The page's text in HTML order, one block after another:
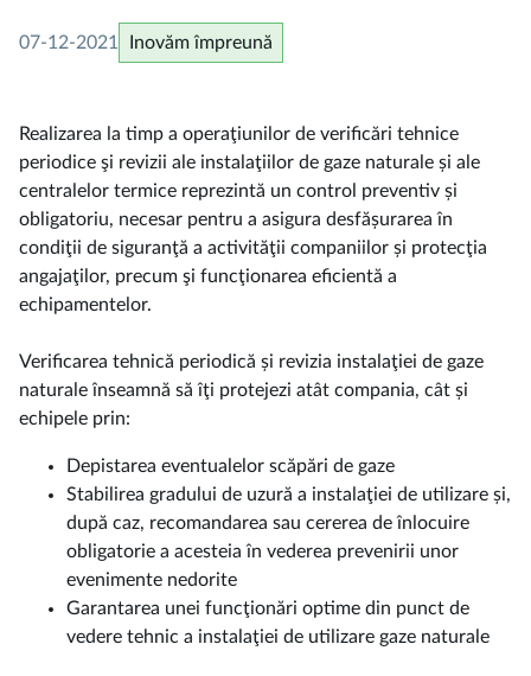
07-12-2021 Inovăm împreună
Realizarea la timp a operaţiunilor de verificări tehnice
periodice şi revizii ale instalaţiilor de gaze naturale și ale
centralelor termice reprezintă un control preventiv și
obligatoriu, necesar pentru a asigura desfășurarea în
condiţii de siguranţă a activităţii companiilor și protecţia
angajaţilor, precum şi funcţionarea eficientă a
echipamentelor.
Verificarea tehnică periodică și revizia instalaţiei de gaze
naturale înseamnă să îţi protejezi atât compania, cât și
echipele prin:
Depistarea eventualelor scăpări de gaze
Stabilirea gradului de uzură a instalaţiei de utilizare și,
după caz, recomandarea sau cererea de înlocuire
obligatorie a acesteia în vederea prevenirii unor
evenimente nedorite
Garantarea unei funcţionări optime din punct de
vedere tehnic a instalaţiei de utilizare gaze naturale